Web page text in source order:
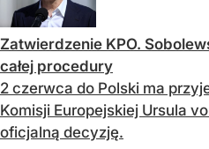
Zatwierdzenie KPO.
całej procedury
2 czerwca do Polski ma
Komisji Europejskiej Ursula
oficjalną decyzję.